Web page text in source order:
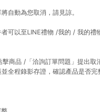
自動為您取消，請見諒。
可以至LINE禮物 /我的 / 我的
商品 /「洽詢訂單問題」提出取
全程錄影存證，確認產品是否